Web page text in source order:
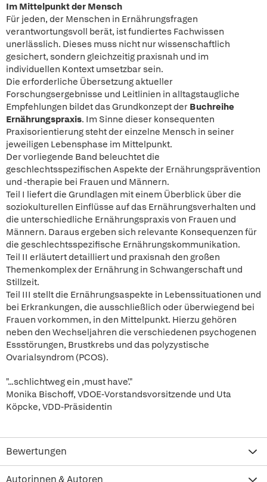
Im Mittelpunkt der Mensch
Für jeden, der Menschen in Ernährungsfragen
verantwortungsvoll berät, ist fundiertes Fachwissen
unerlässlich. Dieses muss nicht nur wissenschaftlich
gesichert, sondern gleichzeitig praxisnah und im
individuellen Kontext umsetzbar sein.
Die erforderliche Übersetzung aktueller
Forschungsergebnisse und Leitlinien in alltagstaugliche
Empfehlungen bildet das Grundkonzept der Buchreihe
Ernährungspraxis. Im Sinne dieser konsequenten
Praxisorientierung steht der einzelne Mensch in seiner
jeweiligen Lebensphase im Mittelpunkt.
Der vorliegende Band beleuchtet die
geschlechtsspezifischen Aspekte der Ernährungsprävention
und -therapie bei Frauen und Männern.
Teil I liefert die Grundlagen mit einem Überblick über die
soziokulturellen Einflüsse auf das Ernährungsverhalten und
die unterschiedliche Ernährungspraxis von Frauen und
Männern. Daraus ergeben sich relevante Konsequenzen für
die geschlechtsspezifische Ernährungskommunikation.
Teil II erläutert detailliert und praxisnah den großen
Themenkomplex der Ernährung in Schwangerschaft und
Stillzeit.
Teil III stellt die Ernährungsaspekte in Lebenssituationen und
bei Erkrankungen, die ausschließlich oder überwiegend bei
Frauen vorkommen, in den Mittelpunkt. Hierzu gehören
neben den Wechseljahren die verschiedenen psychogenen
Essstörungen, Brustkrebs und das polyzystische
Ovarialsyndrom (PCOS).
"...schlichtweg ein ,must have'."
Monika Bischoff, VDOE-Vorstandsvorsitzende und Uta
Köpcke, VDD-Präsidentin
Bewertungen
Autorinnen & Autoren